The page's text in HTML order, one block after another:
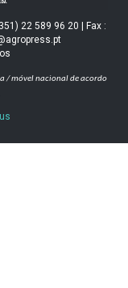
22 589 96 20 | Fax :
/ móvel nacional de acordo